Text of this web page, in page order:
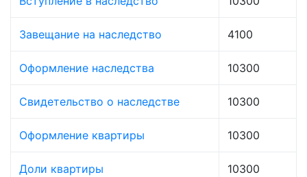
Завещание на наследство 4100
Оформление наследства 10300
Свидетельство о наследстве 10300
Оформление квартиры 10300
Доли квартиры 10300